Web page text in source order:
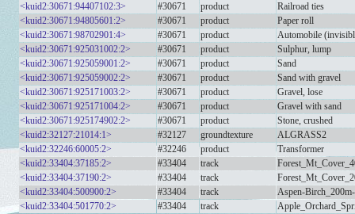
<kuid2:30671:94407102:3>
#30671 product
Railroad ties
<kuid2:30671:94805601:2>
#30671 product
Paper roll
<kuid2:30671:98702901:4>
#30671 product
Automobile
<kuid2:30671:925031002:2>
#30671 product
Sulphur, lump
<kuid2:30671:925059001:2>
#30671 product
Sand
<kuid2:30671:925059002:2>
#30671 product
Sand with gravel
<kuid2:30671:925171003:2>
#30671 product
Gravel, lose
<kuid2:30671:925171004:2>
#30671 product
Gravel with sand
<kuid2:30671:925174902:2>
#30671 product
Stone, crushed
<kuid2:32127:21014:1>
#32127 groundtexture
ALGRASS2
<kuid2:32246:60005:2>
#32246 product
Transformer
<kuid2:33404:37185:2>
#33404 track
<kuid2:33404:37190:2>
#33404 track
<kuid2:33404:500900:2>
#33404 track
Aspen-
<kuid2:33404:501770:2>
#33404 track